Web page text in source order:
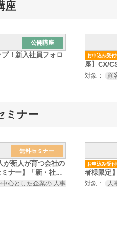
座
公開講座
！新入社員フォロ
お申込み受付
座】CX/
対象： 顧
ミナー
無料セミナー
が新人が育つ会社の
ミナー】「新・社会
会心とした企業の 人事 人材開発 総
お申込み受付
者様限定
対象： 人